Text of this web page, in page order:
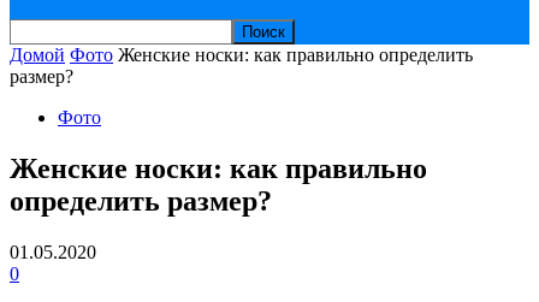
Домой Фото Женские носки: как правильно определить
размер?
Фото
Женские носки: как правильно
определить размер?
01.05.2020
0